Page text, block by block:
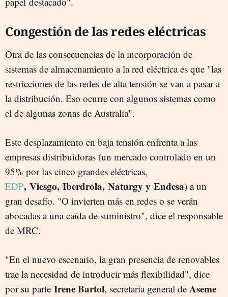
Congestión de las redes eléctricas
Otra de las consecuencias de la incorporación de
sistemas de almacenamiento a la red eléctrica es que "las
restricciones de las redes de alta tensión se van a pasar a
la distribución. Eso ocurre con algunos sistemas como
el de algunas zonas de Australia".
Este desplazamiento en baja tensión enfrenta a las
empresas distribuidoras (un mercado controlado en un
95% por las cinco grandes eléctricas,
EDP, Viesgo, Iberdrola, Naturgy y Endesa) a un
gran desafío. "O invierten más en redes o se verán
abocadas a una caída de suministro", dice el responsable
de MRC.
"En el nuevo escenario, la gran presencia de renovables
trae la necesidad de introducir más flexibilidad", dice
por su parte Irene Bartol, secretaria general de Aseme